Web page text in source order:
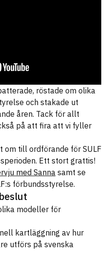
röstade om olika
och stakade ut
åren. Tack för allt
på att fira att vi fyller
om till ordförande för SULF
Ett stort grattis!
med Sanna samt se
förbundsstyrelse.
modeller för
kartläggning av hur
utförs på svenska